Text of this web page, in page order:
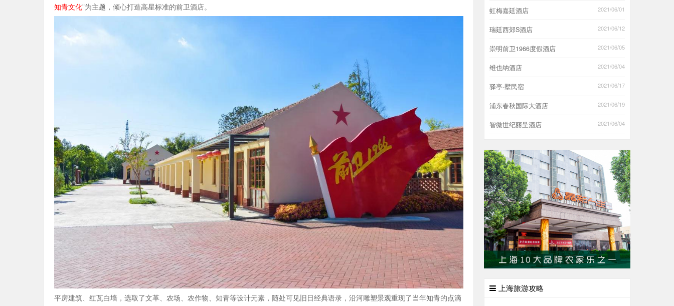
知青文化”为主题，倾心打造高星标准的前卫酒店。
平房建筑、红瓦白墙，选取了文革、农场、农作物、知青等设计元素，随处可见旧日经典语录，沿河雕塑景观重现了当年知青的点滴
虹梅嘉廷酒店 2021/06/01
瑞廷西郊S酒店 2021/06/12
崇明前卫1966度假酒店 2021/06/05
维也纳酒店 2021/06/04
驿亭·墅民宿 2021/06/17
浦东春秋国际大酒店 2021/06/19
智微世纪丽呈酒店 2021/06/04
上海旅游攻略